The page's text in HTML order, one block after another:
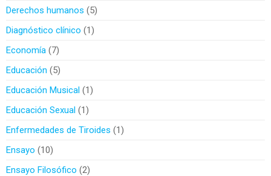
Derechos humanos
5
Diagnóstico clínico
1
Economía 7
Educación
5
Educación Musical 1
Educación Sexual 1
Enfermedades de Tiroides
1
Ensayo
10
Ensayo Filosófico 2